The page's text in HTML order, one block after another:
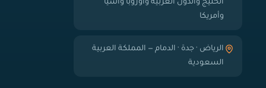
الخليج والدول العربية وأوروبا وآسيا
وأمريكا
الرياض · جدة · الدمام — المملكة العربية
السعودية